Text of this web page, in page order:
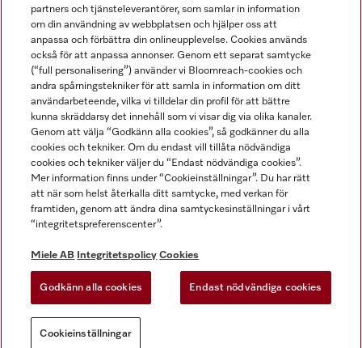
Miele AB
Allmänna villkor
Användarvillkor
Miele tillgänglighetsförklaring
Lagen om digitala tjänster
Miele på LinkedIn
Miele på Facebook
Miele på Instagram
Miele på Youtube
partners och tjänsteleverantörer, som samlar in information
om din användning av webbplatsen och hjälper oss att
anpassa och förbättra din onlineupplevelse. Cookies används
också för att anpassa annonser. Genom ett separat samtycke
(“full personalisering”) använder vi Bloomreach-cookies och
andra spårningstekniker för att samla in information om ditt
användarbeteende, vilka vi tilldelar din profil för att bättre
kunna skräddarsy det innehåll som vi visar dig via olika kanaler.
Genom att välja “Godkänn alla cookies”, så godkänner du alla
cookies och tekniker. Om du endast vill tillåta nödvändiga
cookies och tekniker väljer du “Endast nödvändiga cookies”.
Mer information finns under “Cookieinställningar”. Du har rätt
att när som helst återkalla ditt samtycke, med verkan för
framtiden, genom att ändra dina samtyckesinställningar i vårt
“integritetspreferenscenter”.
Miele AB Integritetspolicy Cookies
Godkänn alla cookies Endast nödvändiga cookies
Cookieinställningar